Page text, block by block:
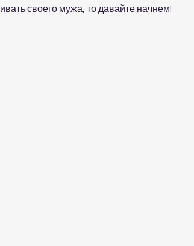
своего мужа, то давайте начнем!